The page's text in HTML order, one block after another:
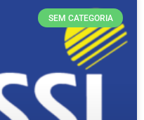
SEM CATEGORIA